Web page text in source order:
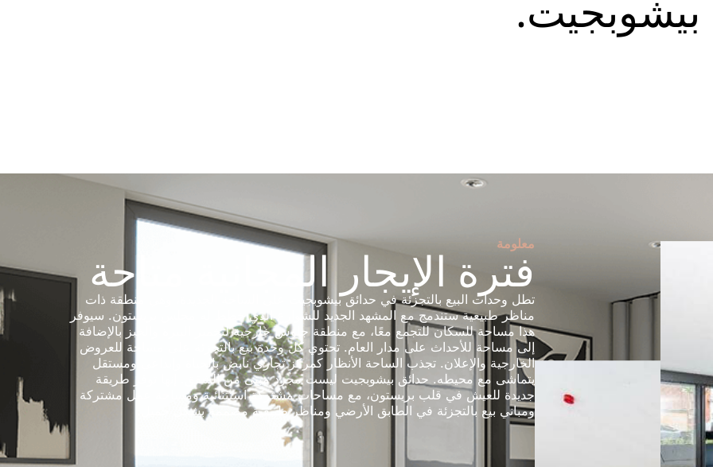
معلومة
فترة الإيجار المجانية متاحة
تطل وحدات البيع بالتجزئة في حدائق بيشوبجيت على الساحة الجديدة، وهي منطقة ذات
مناظر طبيعية ستندمج مع المشهد الجديد للشوارع الذي خطط له مجلس بريستون. سيوفر
هذا مساحة للسكان للتجمع معًا، مع منطقة جلوس خارجية لتخمير البيرة والخبز بالإضافة
إلى مساحة للأحداث على مدار العام. تحتوي كل وحدة بيع بالتجزئة على مساحة للعروض
الخارجية والإعلان. تجذب الساحة الأنظار كمركز تجاري نابض بالحياة وإبداعي ومستقل
يتماشى مع محيطه. حدائق بيشوبجيت ليست مجرد مبنى من الشقق. إنها توفر طريقة
جديدة للعيش في قلب بريستون، مع مساحات مشتركة استثنائية ومساحة عمل مشتركة
ومباني بيع بالتجزئة في الطابق الأرضي ومناظر طبيعية مصممة بشكل جميل.